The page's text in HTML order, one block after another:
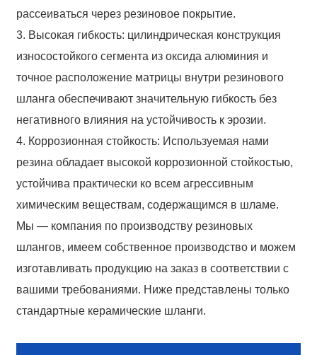
рассеиваться через резиновое покрытие.
3. Высокая гибкость: цилиндрическая конструкция
износостойкого сегмента из оксида алюминия и
точное расположение матрицы внутри резинового
шланга обеспечивают значительную гибкость без
негативного влияния на устойчивость к эрозии.
4. Коррозионная стойкость: Используемая нами
резина обладает высокой коррозионной стойкостью,
устойчива практически ко всем агрессивным
химическим веществам, содержащимся в шламе.
Мы — компания по производству резиновых
шлангов, имеем собственное производство и можем
изготавливать продукцию на заказ в соответствии с
вашими требованиями. Ниже представлены только
стандартные керамические шланги.